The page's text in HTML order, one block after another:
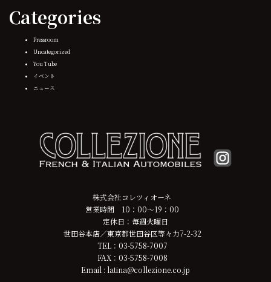
Categories
Pressroom
Uncategorized
You Tube
イベント
ニュース
株式会社コレツィオーネ
営業時間 10：00～19：00
定休日：毎週火曜日
世田谷本店／東京都世田谷区等々力7-2-32
TEL：03-5758-7007
FAX：03-5758-7008
Email : latina@collezione.co.jp